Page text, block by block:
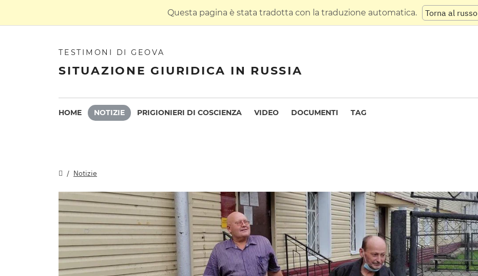
Questa pagina è stata tradotta con la traduzione automatica. Torna al russo
TESTIMONI DI GEOVA
SITUAZIONE GIURIDICA IN RUSSIA
HOME NOTIZIE PRIGIONIERI DI COSCIENZA VIDEO DOCUMENTI TAG
Notizie